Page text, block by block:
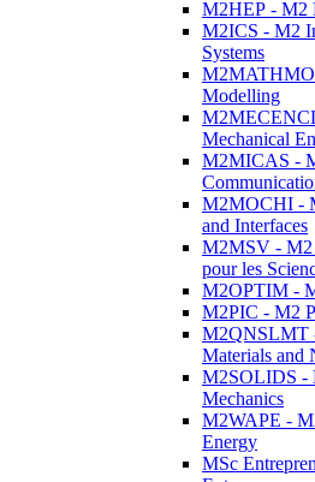
M2HEP - M2
M2ICS - M2
Systems
Modelling
Mechanical
M2MICAS -
M2MOCHI -
and Interfaces
M2MSV - M2
pour les
M2OPTIM -
M2PIC - M2
M2QNSLMT
Materials and
M2SOLIDS -
Mechanics
M2WAPE -
Energy
MSc